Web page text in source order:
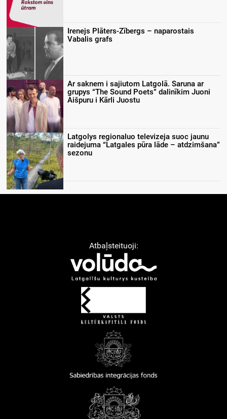
Irenejs Plāters-Zībergs – naparostais
Vabalis grafs
Ar saknem i sajiutom Latgolā. Saruna ar
grupys “The Sound Poets” dalinīkim Juoni
Aišpuru i Kārli Juostu
Latgolys regionaluo televizeja suoc jaunu
raidejuma “Latgales pūra lāde – atdzimšana”
sezonu
Atbaļsteituoji: